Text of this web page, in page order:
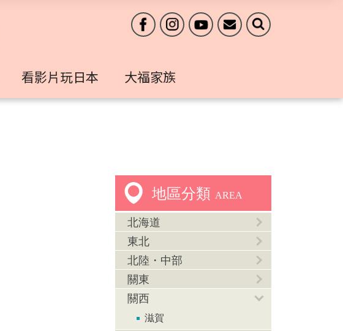
看影片玩日本 大福家族
地區分類 AREA
北海道
東北
北陸・中部
關東
關西
滋賀